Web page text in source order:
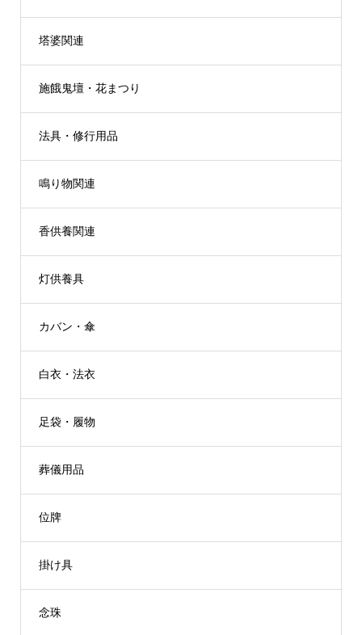
塔婆関連
施餓鬼壇・花まつり
法具・修行用品
鳴り物関連
香供養関連
灯供養具
カバン・傘
白衣・法衣
足袋・履物
葬儀用品
位牌
掛け具
念珠